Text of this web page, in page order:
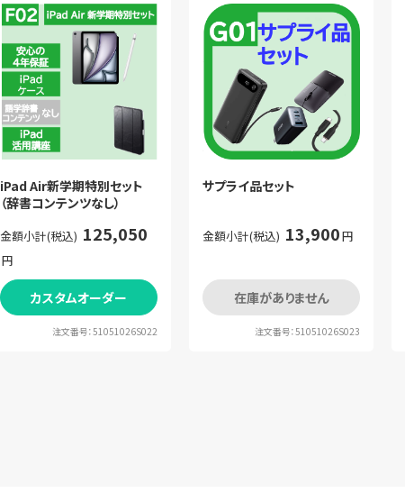
iPad Air新学期特別セット
（辞書コンテンツなし）
金額小計(税込) 125,050
円
カスタムオーダー
注文番号：51051026S022
サプライ品セット
金額小計(税込) 13,900円
在庫がありません
注文番号：51051026S023